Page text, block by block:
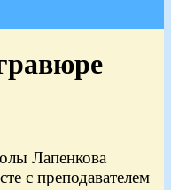
Лапенкова
с преподавателем